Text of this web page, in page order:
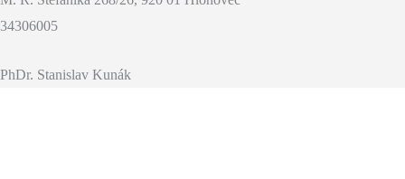
34306005
PhDr. Stanislav Kunák